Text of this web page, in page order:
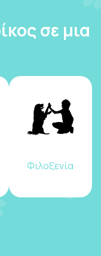
σε μια
Φιλοξενία